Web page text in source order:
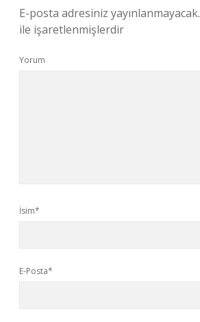
E-posta adresiniz yayınlanmayacak.
ile işaretlenmişlerdir
Yorum
İsim*
E-Posta*